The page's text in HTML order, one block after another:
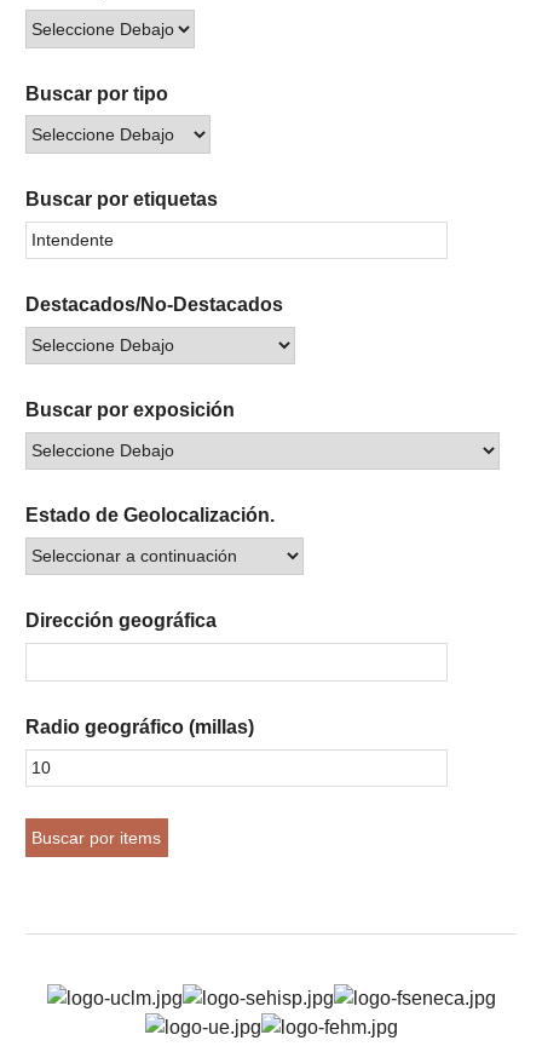
Buscar por tipo
Buscar por etiquetas
Destacados/No-Destacados
Buscar por exposición
Estado de Geolocalización.
Dirección geográfica
Radio geográfico (millas)